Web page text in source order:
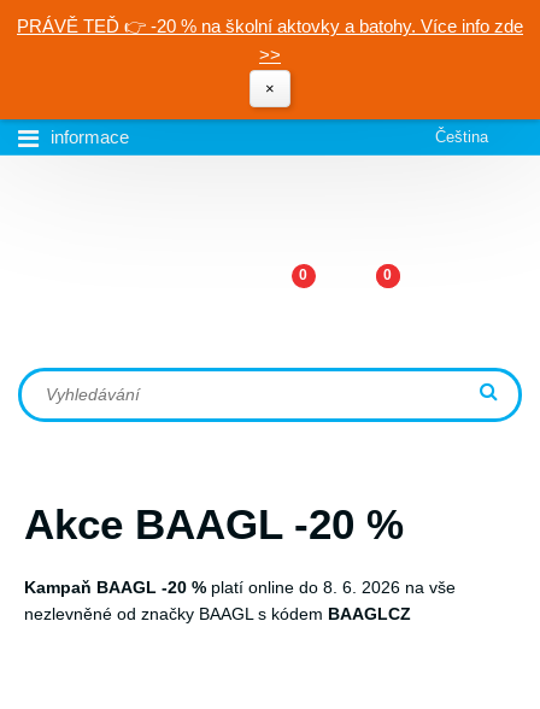
PRÁVĚ TEĎ 👉 -20 % na školní aktovky a batohy. Více info zde
>>
×
informace Čeština
0 0
Akce BAAGL -20 %
Kampaň BAAGL -20 % platí online do 8. 6. 2026 na vše
nezlevněné od značky BAAGL s kódem BAAGLCZ